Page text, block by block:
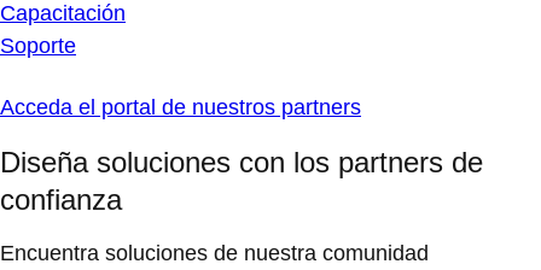
Capacitación
Soporte
Acceda el portal de nuestros partners
Diseña soluciones con los partners de
confianza
Encuentra soluciones de nuestra comunidad